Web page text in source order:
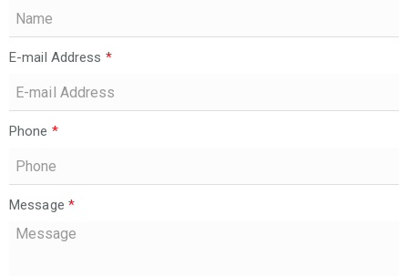
E-mail Address *
Phone *
Message *